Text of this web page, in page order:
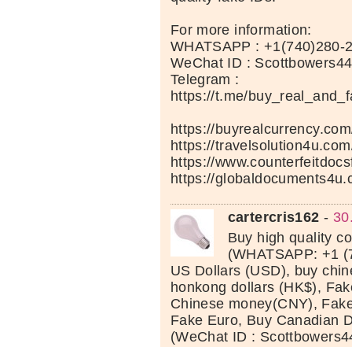
For more information:
WHATSAPP : +1(740)280-
WeChat ID : Scottbowers44
Telegram :
https://t.me/
https://
https://
https://
https://
cartercris162 -
Buy high quality
(WHATSAPP: +1
US Dollars (USD), buy
honkong dollars (HK$),
Chinese money(CNY),
Fake Euro, Buy Canadian
(WeChat ID :